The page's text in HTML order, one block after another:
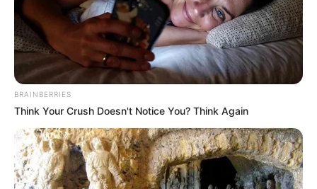
έκαναν συνεχείς ρίψεις μέχρι τη δύση του
Ηλίου, η φωτιά συνέχιζε το καταστροφικό της
έργο διαλύοντας ένα από τα ελάχιστα δάση
που είχαν μείνει.
Τοκαλοκαίρι του 2024
μελανά χρώματα μιας και είναι το έτος που η
Εύβοια παραδίδεται στις φλόγες. Ένα έτος
όπου οι κάτοικοι ζουν μέσα στην αγωνία. Μια
ανάλογη κατάσταση είχαμε ζήσει και το 2021
BRAINBERRIES
Think Your Crush Doesn't Notice You? Think Again